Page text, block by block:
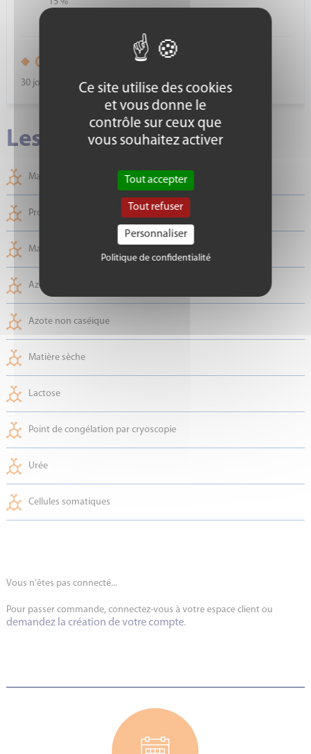
Ce site utilise des cookies
et vous donne le
contrôle sur ceux que
vous souhaitez activer
Tout accepter
Tout refuser
Personnaliser
Politique de confidentialité
Conditions de paiement :
30 jours à date de facture
Les formules
Matière grasse Gerber
Protéines vraies Noir amido
Matière grasse extraction
Azote total + ANP
Azote non caséique
Matière sèche
Lactose
Point de congélation par cryoscopie
Urée
Cellules somatiques
Vous n'êtes pas connecté...
Pour passer commande, connectez-vous à votre espace client ou
demandez la création de votre compte.